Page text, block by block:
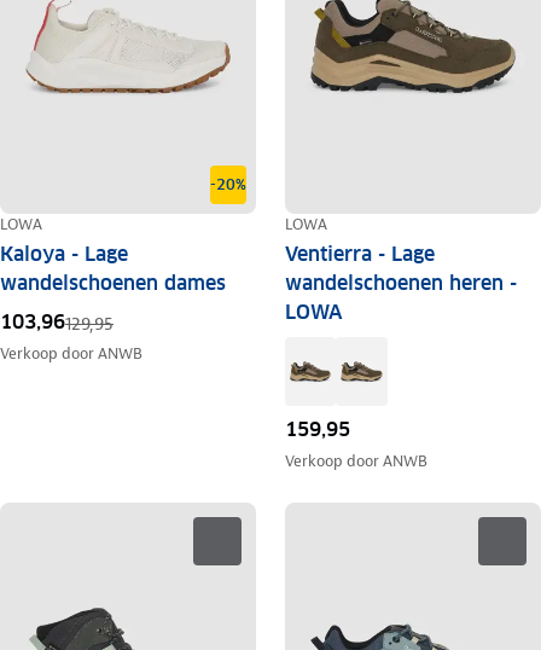
-20%
LOWA
Kaloya - Lage
wandelschoenen dames
103,96129,95
Verkoop doorANWB
LOWA
Ventierra - Lage
wandelschoenen heren -
LOWA
159,95
Verkoop doorANWB